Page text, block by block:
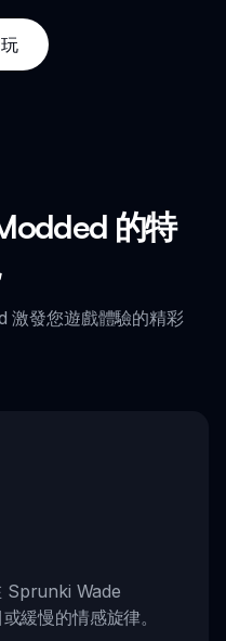
的特
激發您遊戲體驗的精彩
Sprunki Wade
緩慢的情感旋律。